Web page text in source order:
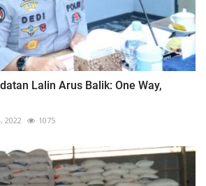
Lalin Arus Balik: One Way,
2022 1075